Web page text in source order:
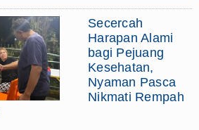
Secercah
Harapan Alami
bagi Pejuang
Kesehatan,
Nyaman Pasca
Nikmati Rempah